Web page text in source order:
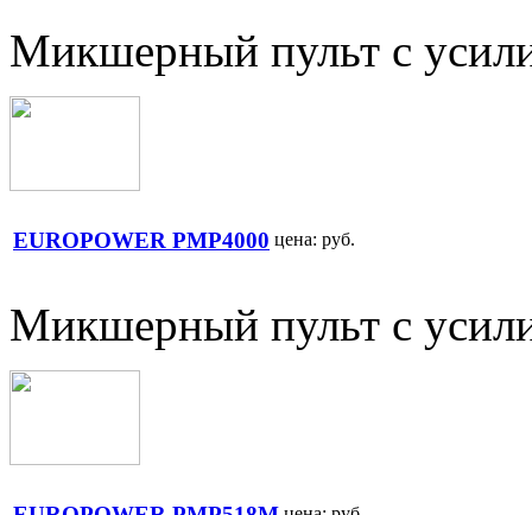
Микшерный пульт с
EUROPOWER PMP4000 цена: руб.
Микшерный пульт с